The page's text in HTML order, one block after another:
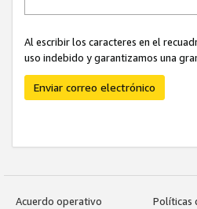
Al escribir los caracteres en el
uso indebido y garantizamos una
Enviar correo electrónico
Acuerdo operativo
Políticas